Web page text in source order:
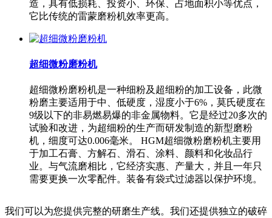
造，具有低损耗、投资小、环保、占地面积小等优点，
它比传统的雷蒙磨粉机效率更高。
超细微粉磨粉机
超细微粉磨粉机是一种细粉及超细粉的加工设备，此微
粉磨主要适用于中、低硬度，湿度小于6%，莫氏硬度在
9级以下的非易燃易爆的非金属物料。它是经过20多次的
试验和改进，为超细粉的生产而研发制造的新型磨粉
机，细度可达0.006毫米。 HGM超细微粉磨粉机主要用
于加工石膏、方解石、滑石、涂料、颜料和化妆品行
业。与气流磨相比，它经济实惠、产量大，并且一年只
需要更换一次零配件。装备有袋式过滤器以保护环境。
我们可以为您提供完整的研磨生产线。我们还提供独立的破碎